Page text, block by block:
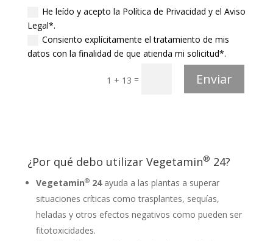
He leído y acepto la Política de Privacidad y el Aviso
Legal*.
Consiento explícitamente el tratamiento de mis
datos con la finalidad de que atienda mi solicitud*.
1 + 13 = Enviar
¿Por qué debo utilizar Vegetamin® 24?
Vegetamin® 24ayuda a las plantas a superar
situaciones críticas como trasplantes, sequías,
heladas y otros efectos negativos como pueden ser
fitotoxicidades.